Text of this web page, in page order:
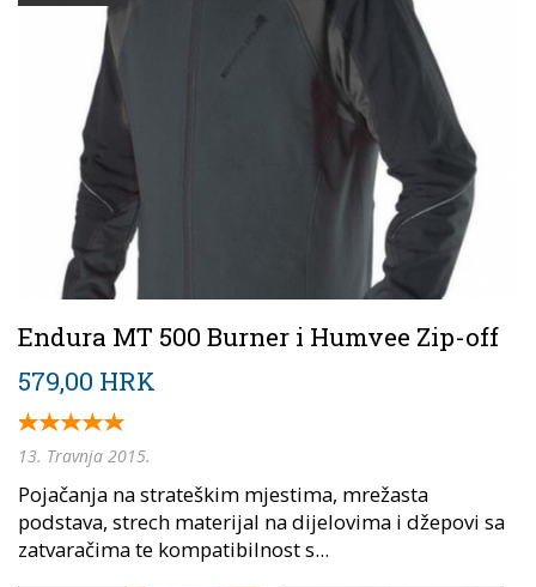
Endura MT 500 Burner i Humvee Zip-off
579,00 HRK
13. Travnja 2015.
Pojačanja na strateškim mjestima, mrežasta
podstava, strech materijal na dijelovima i džepovi sa
zatvaračima te kompatibilnost s...